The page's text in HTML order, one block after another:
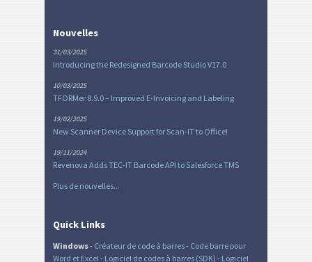
Nouvelles
31/03/2025
Introducing the Redesigned Barcode Studio V17.0
10/03/2025
TFORMer 8.9.0 – Improved E-Invoicing and Labeling
19/02/2025
New Scanner Device Support for Scan-IT to Office!
19/11/2024
Revenova Adds TEC-IT Barcode API to Salesforce TMS
Plus de nouvelles...
Quick Links
Windows- Créateur de code à barres- Code barre pour
Word et Excel- Logiciel de codes à barres (SDK) - Logiciel